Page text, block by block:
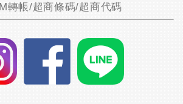
轉帳/超商條碼/超商代碼